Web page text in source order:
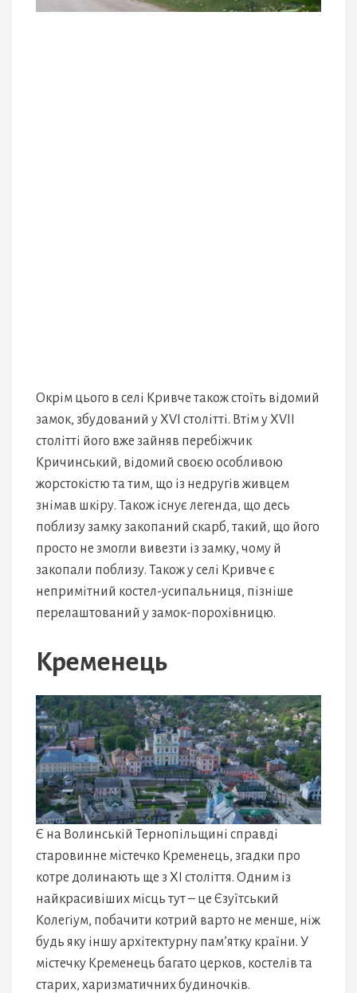
Окрім цього в селі Кривче також стоїть відомий
замок, збудований у XVI столітті. Втім у XVII
столітті його вже зайняв перебіжчик
Кричинський, відомий своєю особливою
жорстокістю та тим, що із недругів живцем
знімав шкіру. Також існує легенда, що десь
поблизу замку закопаний скарб, такий, що його
просто не змогли вивезти із замку, чому й
закопали поблизу. Також у селі Кривче є
непримітний костел-усипальниця, пізніше
перелаштований у замок-порохівницю.
Кременець
Є на Волинській Тернопільщині справді
старовинне містечко Кременець, згадки про
котре долинають ще з XI століття. Одним із
найкрасивіших місць тут – це Єзуїтський
Колегіум, побачити котрий варто не менше, ніж
будь яку іншу архітектурну пам’ятку країни. У
містечку Кременець багато церков, костелів та
старих, харизматичних будиночків.